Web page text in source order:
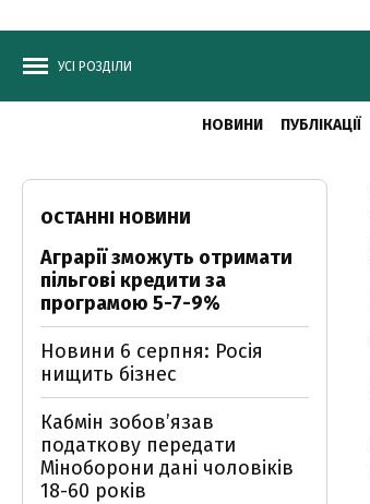
УСІ РОЗДІЛИ
НОВИНИ ПУБЛІКАЦІЇ
ОСТАННІ НОВИНИ
Аграрії зможуть отримати
пільгові кредити за
програмою 5-7-9%
Новини 6 серпня: Росія
нищить бізнес
Кабмін зобовʼязав
податкову передати
Міноборони дані чоловіків
18-60 років